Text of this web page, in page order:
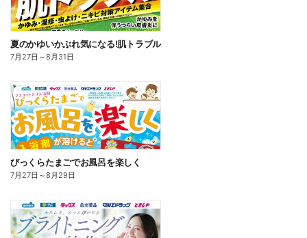
夏のかゆいかぶれ気になる!肌トラブル
7月27日 ～8月31日
びっくらたまごでお風呂を楽しく
7月27日 ～8月29日